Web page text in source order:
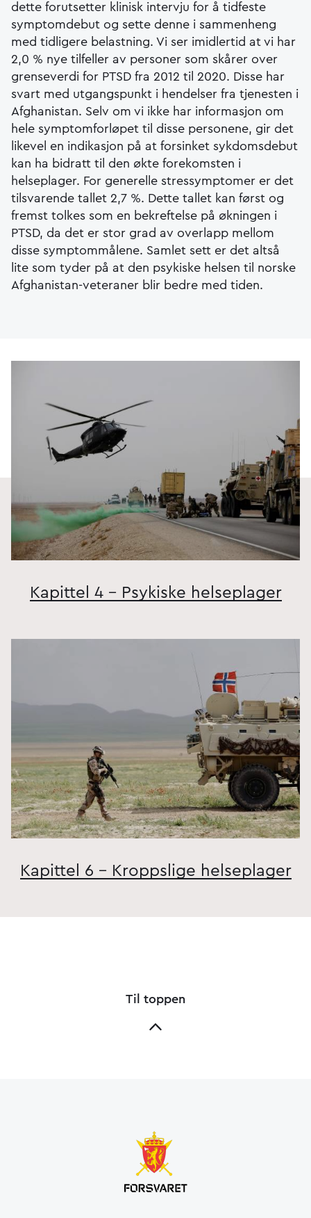
dette forutsetter klinisk intervju for å tidfeste
symptomdebut og sette denne i sammenheng
med tidligere belastning. Vi ser imidlertid at vi har
2,0 % nye tilfeller av personer som skårer over
grenseverdi for PTSD fra 2012 til 2020. Disse har
svart med utgangspunkt i hendelser fra tjenesten i
Afghanistan. Selv om vi ikke har informasjon om
hele symptomforløpet til disse personene, gir det
likevel en indikasjon på at forsinket sykdomsdebut
kan ha bidratt til den økte forekomsten i
helseplager. For generelle stressymptomer er det
tilsvarende tallet 2,7 %. Dette tallet kan først og
fremst tolkes som en bekreftelse på økningen i
PTSD, da det er stor grad av overlapp mellom
disse symptommålene. Samlet sett er det altså
lite som tyder på at den psykiske helsen til norske
Afghanistan-veteraner blir bedre med tiden.
Kapittel 4 - Psykiske helseplager
Kapittel 6 - Kroppslige helseplager
Til toppen